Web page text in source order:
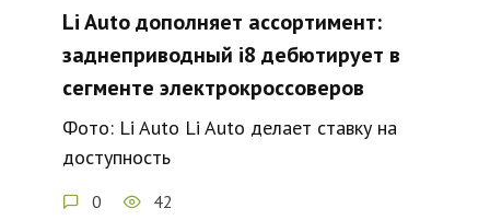
Li Auto дополняет ассортимент:
заднеприводный i8 дебютирует в
сегменте электрокроссоверов
Фото: Li Auto Li Auto делает ставку на
доступность
0 42